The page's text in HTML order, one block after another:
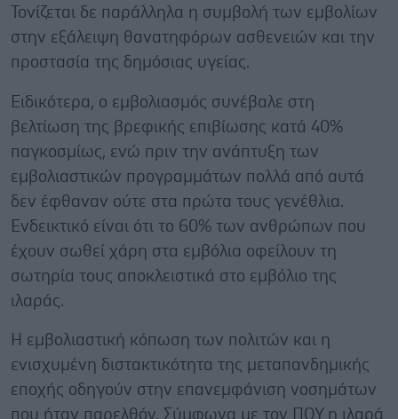
Τονίζεται δε παράλληλα η συμβολή των εμβολίων
στην εξάλειψη θανατηφόρων ασθενειών και την
προστασία της δημόσιας υγείας.
Ειδικότερα, ο εμβολιασμός συνέβαλε στη
βελτίωση της βρεφικής επιβίωσης κατά 40%
παγκοσμίως, ενώ πριν την ανάπτυξη των
εμβολιαστικών προγραμμάτων πολλά από αυτά
δεν έφθαναν ούτε στα πρώτα τους γενέθλια.
Ενδεικτικό είναι ότι το 60% των ανθρώπων που
έχουν σωθεί χάρη στα εμβόλια οφείλουν τη
σωτηρία τους αποκλειστικά στο εμβόλιο της
ιλαράς.
Η εμβολιαστική κόπωση των πολιτών και η
ενισχυμένη διστακτικότητα της μεταπανδημικής
εποχής οδηγούν στην επανεμφάνιση νοσημάτων
που ήταν παρελθόν. Σύμφωνα με τον ΠΟΥ η ιλαρά